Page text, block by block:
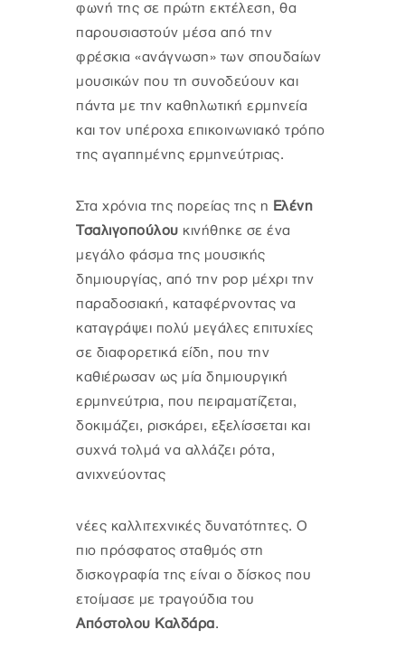
φωνή της σε πρώτη εκτέλεση, θα
παρουσιαστούν μέσα από την
φρέσκια «ανάγνωση» των σπουδαίων
μουσικών που τη συνοδεύουν και
πάντα με την καθηλωτική ερμηνεία
και τον υπέροχα επικοινωνιακό τρόπο
της αγαπημένης ερμηνεύτριας.
Στα χρόνια της πορείας της η Ελένη
Τσαλιγοπούλου κινήθηκε σε ένα
μεγάλο φάσμα της μουσικής
δημιουργίας, από την pop μέχρι την
παραδοσιακή, καταφέρνοντας να
καταγράψει πολύ μεγάλες επιτυχίες
σε διαφορετικά είδη, που την
καθιέρωσαν ως μία δημιουργική
ερμηνεύτρια, που πειραματίζεται,
δοκιμάζει, ρισκάρει, εξελίσσεται και
συχνά τολμά να αλλάζει ρότα,
ανιχνεύοντας
νέες καλλιτεχνικές δυνατότητες. Ο
πιο πρόσφατος σταθμός στη
δισκογραφία της είναι ο δίσκος που
ετοίμασε με τραγούδια του
Απόστολου Καλδάρα.